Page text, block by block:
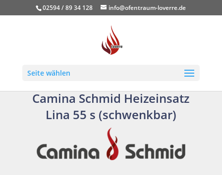
02594 / 89 34 128 info@ofentraum-loverre.de
Seite wählen
Camina Schmid Heizeinsatz
Lina 55 s (schwenkbar)